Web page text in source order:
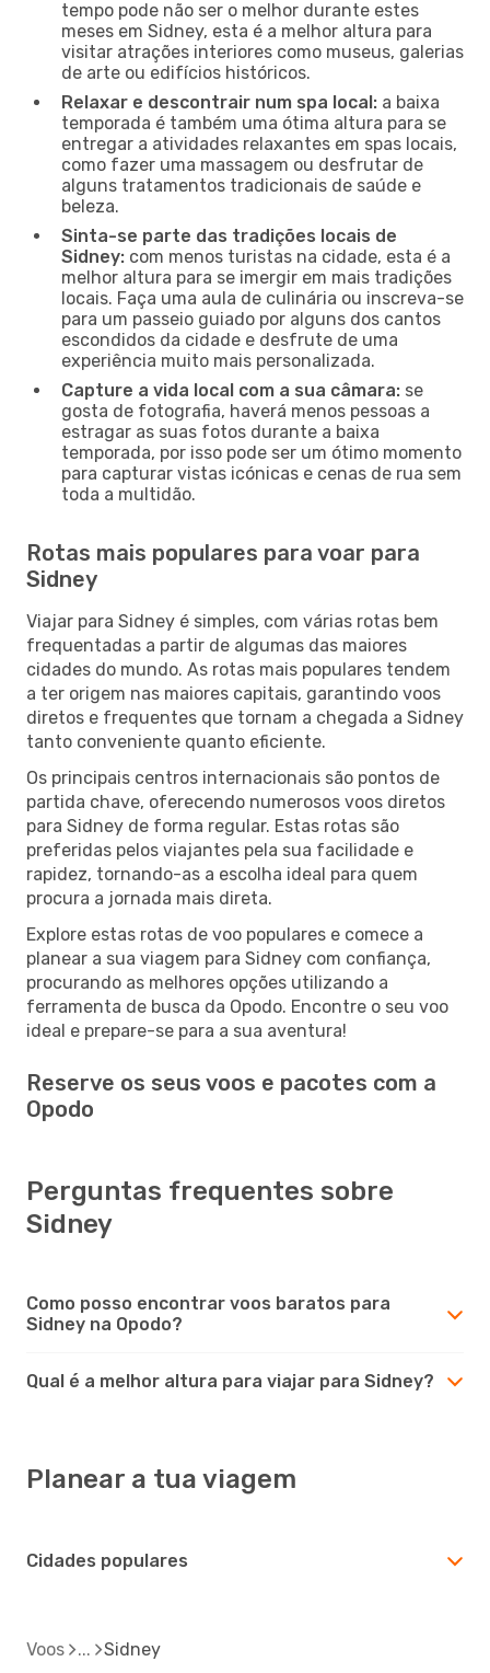
tempo pode não ser o melhor durante estes
meses em Sidney, esta é a melhor altura para
visitar atrações interiores como museus, galerias
de arte ou edifícios históricos.
Relaxar e descontrair num spa local: a baixa
temporada é também uma ótima altura para se
entregar a atividades relaxantes em spas locais,
como fazer uma massagem ou desfrutar de
alguns tratamentos tradicionais de saúde e
beleza.
Sinta-se parte das tradições locais de
Sidney: com menos turistas na cidade, esta é a
melhor altura para se imergir em mais tradições
locais. Faça uma aula de culinária ou inscreva-se
para um passeio guiado por alguns dos cantos
escondidos da cidade e desfrute de uma
experiência muito mais personalizada.
Capture a vida local com a sua câmara: se
gosta de fotografia, haverá menos pessoas a
estragar as suas fotos durante a baixa
temporada, por isso pode ser um ótimo momento
para capturar vistas icónicas e cenas de rua sem
toda a multidão.
Rotas mais populares para voar para
Sidney
Viajar para Sidney é simples, com várias rotas bem
frequentadas a partir de algumas das maiores
cidades do mundo. As rotas mais populares tendem
a ter origem nas maiores capitais, garantindo voos
diretos e frequentes que tornam a chegada a Sidney
tanto conveniente quanto eficiente.
Os principais centros internacionais são pontos de
partida chave, oferecendo numerosos voos diretos
para Sidney de forma regular. Estas rotas são
preferidas pelos viajantes pela sua facilidade e
rapidez, tornando-as a escolha ideal para quem
procura a jornada mais direta.
Explore estas rotas de voo populares e comece a
planear a sua viagem para Sidney com confiança,
procurando as melhores opções utilizando a
ferramenta de busca da Opodo. Encontre o seu voo
ideal e prepare-se para a sua aventura!
Reserve os seus voos e pacotes com a
Opodo
Perguntas frequentes sobre
Sidney
Como posso encontrar voos baratos para
Sidney na Opodo?
Qual é a melhor altura para viajar para Sidney?
Planear a tua viagem
Cidades populares
Voos Sidney